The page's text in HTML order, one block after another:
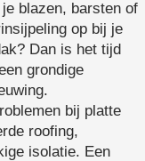
blazen, barsten of
op bij je
Dan is het tijd
grondige
bij platte
roofing,
isolatie. Een